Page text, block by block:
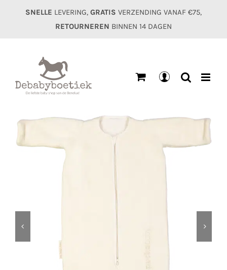
SNELLE LEVERING, GRATIS VERZENDING VANAF €75,
RETOURNEREN BINNEN 14 DAGEN